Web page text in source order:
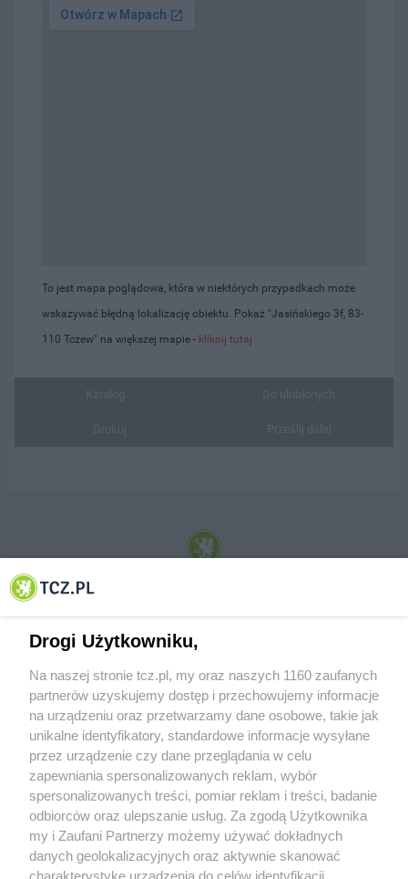
To jest mapa poglądowa, która w niektórych przypadkach może
wskazywać błędną lokalizację obiektu. Pokaż "Jasińskiego 3f, 83-
110 Tczew" na większej mapie - kliknij tutaj
© 2001-2026 Tczew - TCZ.PL Sp. z o.o. Internetowy Serwis Informacyjny Miasta
O FIRMIE POLITYKA PRYWATNOŚCI HOSTING
REKLAMA WSPÓŁPRACA RSS FACEBOOK KONTAKT
Nasze serwisy
Drogi Użytkowniku,
Na naszej stronie tcz.pl, my oraz naszych 1160 zaufanych
partnerów uzyskujemy dostęp i przechowujemy informacje
na urządzeniu oraz przetwarzamy dane osobowe, takie jak
unikalne identyfikatory, standardowe informacje wysyłane
przez urządzenie czy dane przeglądania w celu
zapewniania spersonalizowanych reklam, wybór
spersonalizowanych treści, pomiar reklam i treści, badanie
odbiorców oraz ulepszanie usług. Za zgodą Użytkownika
my i Zaufani Partnerzy możemy używać dokładnych
danych geolokalizacyjnych oraz aktywnie skanować
charakterystykę urządzenia do celów identyfikacji.